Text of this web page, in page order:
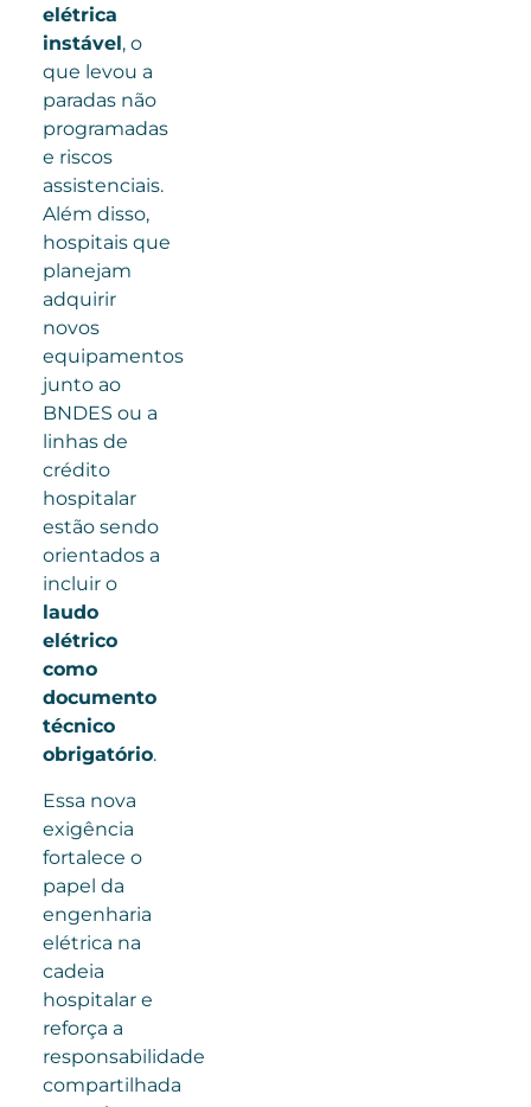
elétrica
instável, o
que levou a
paradas não
programadas
e riscos
assistenciais.
Além disso,
hospitais que
planejam
adquirir
novos
equipamentos
junto ao
BNDES ou a
linhas de
crédito
hospitalar
estão sendo
orientados a
incluir o
laudo
elétrico
como
documento
técnico
obrigatório.
Essa nova
exigência
fortalece o
papel da
engenharia
elétrica na
cadeia
hospitalar e
reforça a
responsabilidade
compartilhada